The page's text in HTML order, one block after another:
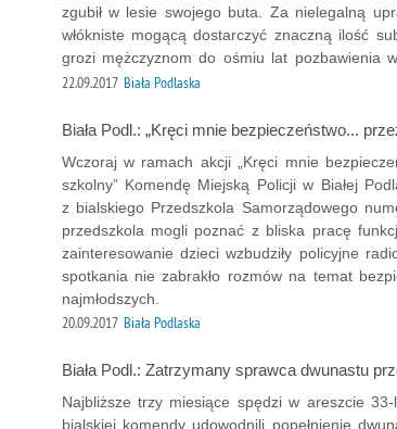
zgubił w lesie swojego buta. Za nielegalną
włókniste mogącą dostarczyć znaczną ilość
grozi mężczyznom do ośmiu lat pozbawienia
22.09.2017 Biała Podlaska
Biała Podl.: „Kręci mnie bezpieczeństwo...
Wczoraj w ramach akcji „Kręci mnie
szkolny” Komendę Miejską Policji w Białej
z bialskiego Przedszkola Samorządowego
przedszkola mogli poznać z bliska pracę
zainteresowanie dzieci wzbudziły policyjne
spotkania nie zabrakło rozmów na temat
najmłodszych.
20.09.2017 Biała Podlaska
Biała Podl.: Zatrzymany sprawca dwunastu
Najbliższe trzy miesiące spędzi w areszcie
bialskiej komendy udowodnili popełnienie